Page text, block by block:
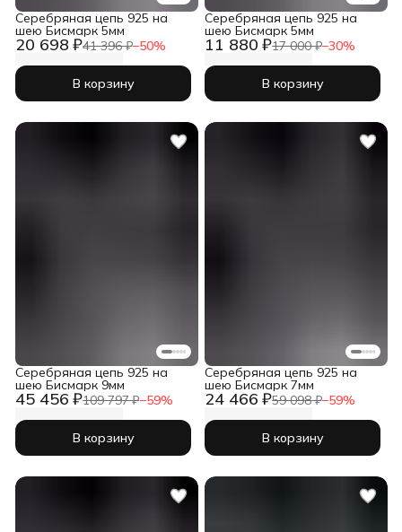
20 698 ₽41 396 ₽−50%
Серебряная цепь 925 на
шею Бисмарк 5мм
В корзину
11 880 ₽17 000 ₽−30%
Серебряная цепь 925 на
шею Бисмарк 5мм
В корзину
45 456 ₽109 797 ₽−59%
Серебряная цепь 925 на
шею Бисмарк 9мм
В корзину
24 466 ₽59 098 ₽−59%
Серебряная цепь 925 на
шею Бисмарк 7мм
В корзину